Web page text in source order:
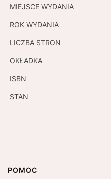
MIEJSCE WYDANIA
ROK WYDANIA
LICZBA STRON
OKŁADKA
ISBN
STAN
Linki w stopce
POMOC